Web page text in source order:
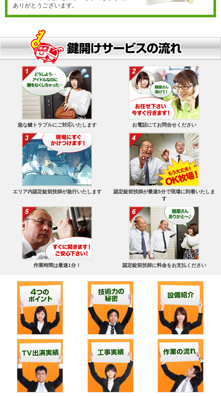
ありがとうございます。
急な鍵トラブルにご対応いたします お電話にてお問合せください
エリア内認定錠前技師が急行いたします
認定錠前技師が最速5分で現場に到着いたしま
す
作業時間は最速1分！ 認定錠前技師に料金をお支払ください